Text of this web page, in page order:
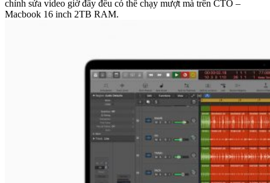
chỉnh sửa video giờ đây đều có thể chạy mượt mà trên CTO –
Macbook 16 inch 2TB RAM.